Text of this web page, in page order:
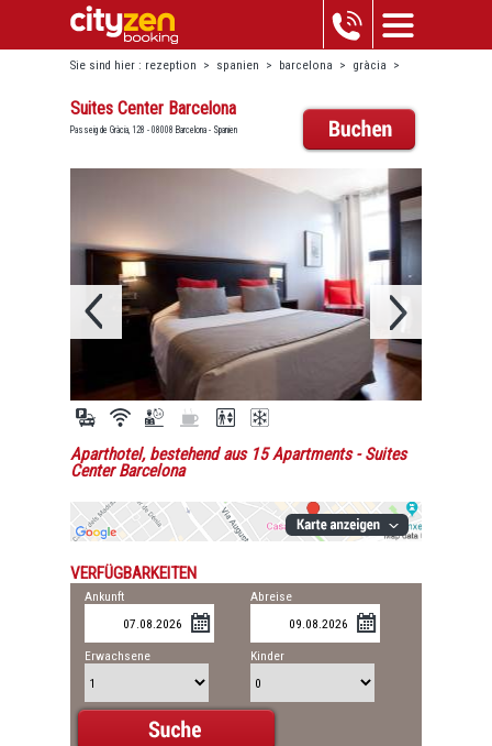
Sie sind hier : rezeption > spanien > barcelona > gràcia >
suites center barcelona
Suites Center Barcelona
Passeig de Gràcia, 128 - 08008 Barcelona - Spanien
Aparthotel, bestehend aus 15 Apartments- Suites
Center Barcelona
VERFÜGBARKEITEN
Ankunft Abreise
Erwachsene Kinder